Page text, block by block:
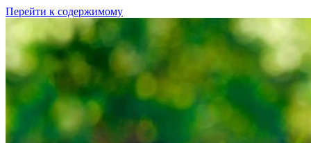
Перейти к содержимому